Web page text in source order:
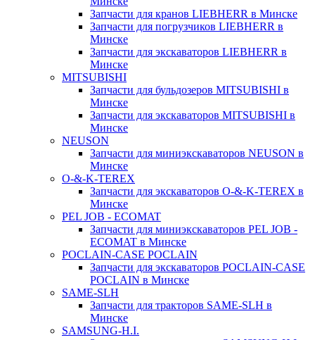
Запчасти для кранов LIEBHERR в Минске
Запчасти для погрузчиков LIEBHERR в
Минске
Запчасти для экскаваторов LIEBHERR в
Минске
MITSUBISHI
Запчасти для бульдозеров MITSUBISHI в
Минске
Запчасти для экскаваторов MITSUBISHI в
Минске
NEUSON
Запчасти для миниэкскаваторов NEUSON в
Минске
O-&-K-TEREX
Запчасти для экскаваторов O-&-K-TEREX в
Минске
PEL JOB - ECOMAT
Запчасти для миниэкскаваторов PEL JOB -
ECOMAT в Минске
POCLAIN-CASE POCLAIN
Запчасти для экскаваторов POCLAIN-CASE
POCLAIN в Минске
SAME-SLH
Запчасти для тракторов SAME-SLH в
Минске
SAMSUNG-H.I.